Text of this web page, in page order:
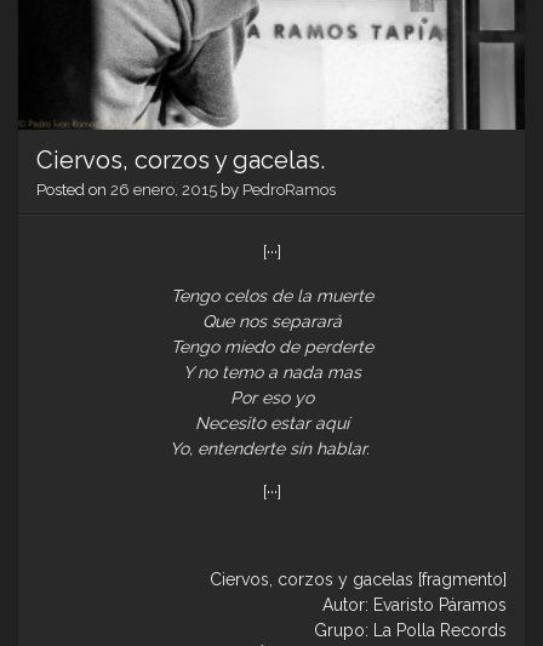
Ciervos, corzos y gacelas.
Posted on 26 enero, 2015 by PedroRamos
[···]
Tengo celos de la muerte
Que nos separará
Tengo miedo de perderte
Y no temo a nada mas
Por eso yo
Necesito estar aquí
Yo, entenderte sin hablar.
[···]
Ciervos, corzos y gacelas [fragmento]
Autor: Evaristo Páramos
Grupo: La Polla Records